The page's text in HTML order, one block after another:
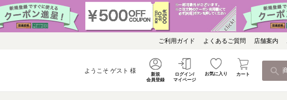
ご利用ガイド よくあるご質問 店舗案内
ようこそ ゲスト 様
新規
会員登録
ログイン/
マイページ
お気に入り カート